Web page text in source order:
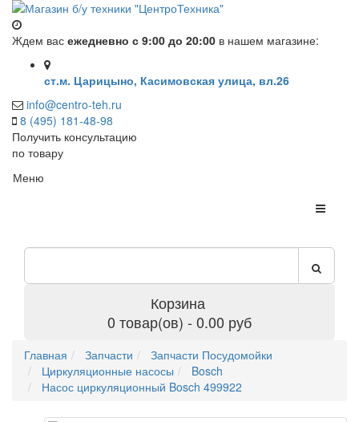
Ждем вас ежедневно с 9:00 до 20:00 в нашем магазине:
ст.м. Царицыно, Касимовская улица, вл.26
info@centro-teh.ru
8 (495) 181-48-98
Получить консультацию
по товару
Меню
Корзина
0 товар(ов) - 0.00 руб
Главная Запчасти
Запчасти Посудомойки
Циркуляционные насосы
Bosch
Насос циркуляционный Bosch 499922